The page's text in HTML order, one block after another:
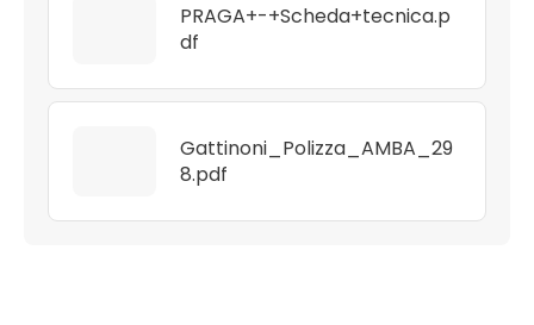
PRAGA+-+Scheda+tecnica.p
df
Gattinoni_Polizza_AMBA_29
8.pdf